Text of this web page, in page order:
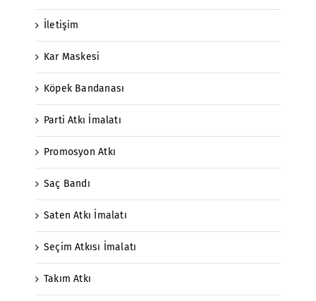
İletişim
Kar Maskesi
Köpek Bandanası
Parti Atkı İmalatı
Promosyon Atkı
Saç Bandı
Saten Atkı İmalatı
Seçim Atkısı İmalatı
Takım Atkı